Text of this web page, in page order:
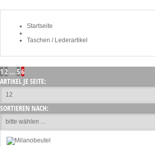
Startseite
Taschen / Lederartikel
1 2 ... 56
ARTIKEL JE SEITE:
SORTIEREN NACH: